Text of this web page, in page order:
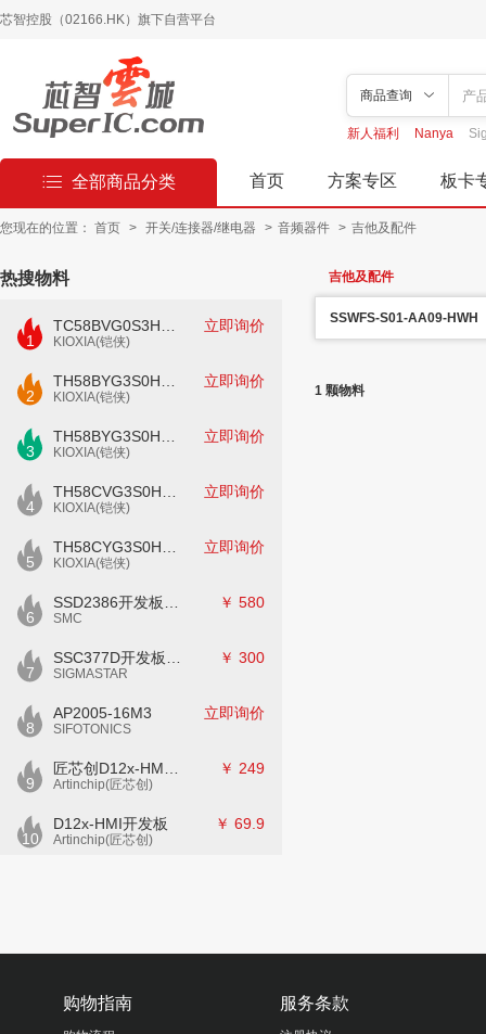
芯智控股（02166.HK）旗下自营平台
商品查询
新人福利 Nanya
全部商品分类 首页 方案专区 板卡
您现在的位置： 首页 > 开关/连接器/继电器 > 音频器件 > 吉他及配件
热搜物料
1 KIOXIA(铠侠)
立即询价
2 KIOXIA(铠侠)
立即询价
3 KIOXIA(铠侠)
立即询价
4 KIOXIA(铠侠)
立即询价
5 KIOXIA(铠侠)
立即询价
6 SMC
￥ 580
7 SIGMASTAR
￥ 300
8
AP2005-16M3
SIFOTONICS
立即询价
9 Artinchip(匠芯创)
￥ 249
10
D12x-HMI开发板
Artinchip(匠芯创)
￥ 69.9
吉他及配件
SSWFS-S01-AA09-HWH
1 颗物料
购物指南 服务条款